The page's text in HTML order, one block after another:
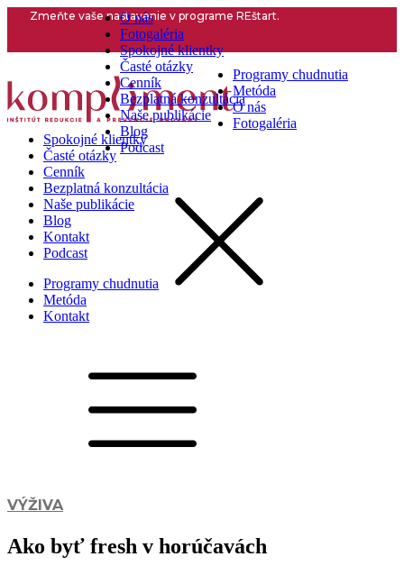
Zmeňte vaše nastavenie v programe REštart.
Programy chudnutia
Metóda
O nás
Fotogaléria
Spokojné klientky
Časté otázky
Cenník
Bezplatná konzultácia
Naše publikácie
Blog
Kontakt
Podcast
Programy chudnutia
Metóda
Kontakt
O nás
Fotogaléria
Spokojné klientky
Časté otázky
Cenník
Bezplatná konzultácia
Naše publikácie
Blog
Podcast
VÝŽIVA
Ako byť fresh v horúčavách